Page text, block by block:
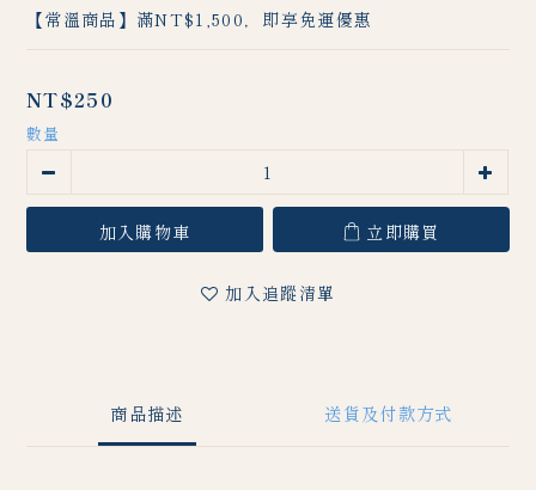
【常溫商品】滿NT$1,500，即享免運優惠
NT$250
數量
加入購物車 立即購買
加入追蹤清單
商品描述 送貨及付款方式